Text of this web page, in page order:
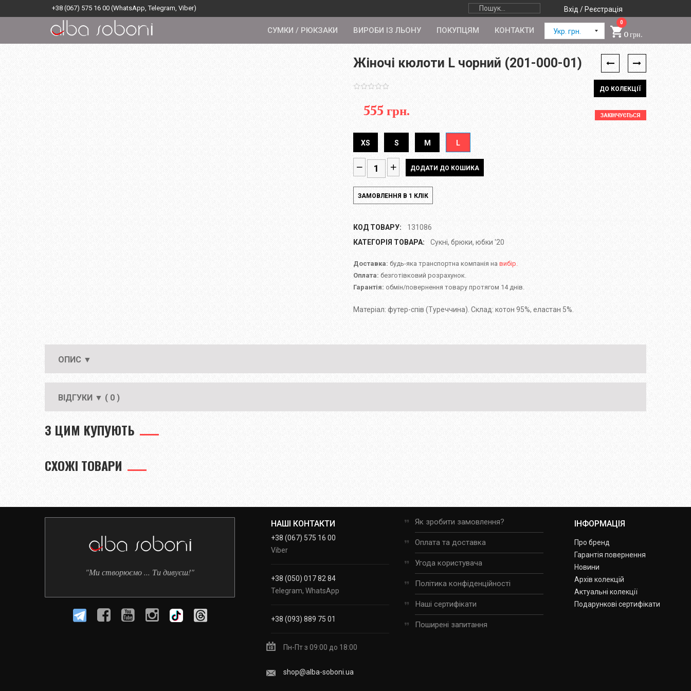
+38 (067) 575 16 00 (WhatsApp, Telegram, Viber) Вхід / Реєстрація
Укр. грн.
0
0 грн.
СУМКИ / РЮКЗАКИ ВИРОБИ ІЗ ЛЬОНУ ПОКУПЦЯМ КОНТАКТИ
ДО КОЛЕКЦІЇ
Жіночі кюлоти L чорний (201-000-01)
555 грн.
XS S M L
КОД ТОВАРУ:
131086
КАТЕГОРІЯ ТОВАРА:
Сукні, брюки, юбки '20
Доставка: будь-яка транспортна компанія на вибір.
Оплата: безготівковий розрахунок.
Гарантія: обмін/повернення товару протягом 14 днів.
Матеріал: футер-спів (Туреччина). Склад: котон 95%, еластан 5%.
ОПИС ▼
ВІДГУКИ ▼ ( 0 )
З ЦИМ КУПУЮТЬ
СХОЖІ ТОВАРИ
"Ми створюємо ... Ти дивуєш!"
НАШІ КОНТАКТИ
+38 (067) 575 16 00
Viber
+38 (050) 017 82 84
Telegram, WhatsApp
+38 (093) 889 75 01
Пн-Пт з 09:00 до 18:00
shop@alba-soboni.ua
Як зробити замовлення?
Оплата та доставка
Угода користувача
Політика конфіденційності
Наші сертифікати
Поширені запитання
ІНФОРМАЦІЯ
Про бренд
Гарантія повернення
Новини
Архів колекцій
Актуальні колекції
Подарункові сертифікати